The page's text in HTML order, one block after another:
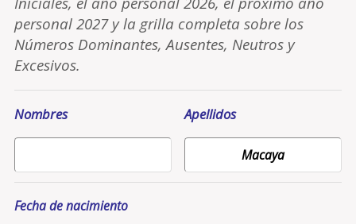
personal 2027 y la grilla completa sobre los
Números Dominantes, Ausentes, Neutros y
Excesivos.
Nombres Apellidos
Fecha de nacimiento